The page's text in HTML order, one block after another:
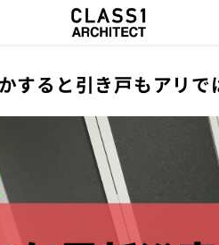
すると引き戸もアリで